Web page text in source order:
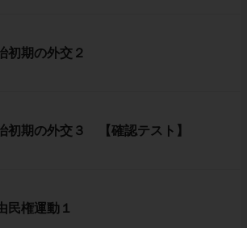
初期の外交２
初期の外交３ 【確認テスト】
民権運動１